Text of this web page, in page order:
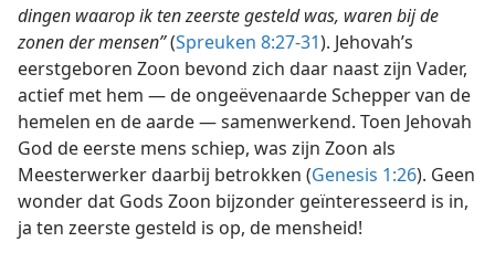
dingen waarop ik ten zeerste gesteld was, waren bij de
zonen der mensen”(Spreuken 8:27-31). Jehovah’s
eerstgeboren Zoon bevond zich daar naast zijn Vader,
actief met hem — de ongeëvenaarde Schepper van de
hemelen en de aarde — samenwerkend. Toen Jehovah
God de eerste mens schiep, was zijn Zoon als
Meesterwerker daarbij betrokken (Genesis 1:26). Geen
wonder dat Gods Zoon bijzonder geïnteresseerd is in,
ja ten zeerste gesteld is op, de mensheid!